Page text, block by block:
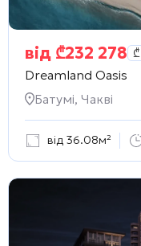
від ₾232 278 ₾
Dreamland Oasis
Батумі, Чакві
від 36.08м²